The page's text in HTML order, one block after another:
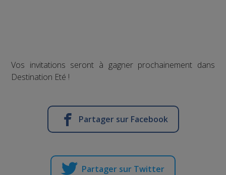
Vos invitations seront à gagner prochainement dans
Destination Eté !
Partager sur Facebook
Partager sur Twitter